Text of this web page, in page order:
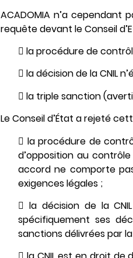
ACADOMIA n’a
requête devant le Conseil
 la procédure de
 la décision de la CNIL
 la triple sanction
Le Conseil d’État a rejeté
 la procédure de
d’opposition au
accord ne comporte
exigences légales ;
 la décision de la
spécifiquement ses
sanctions délivrées par la